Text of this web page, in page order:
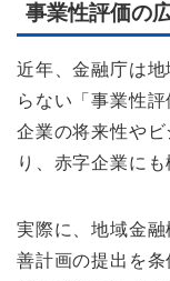
事業性評価の
近年、金融庁は
らない「事業性
企業の将来性や
り、赤字企業に
実際に、地域金
善計画の提出を条